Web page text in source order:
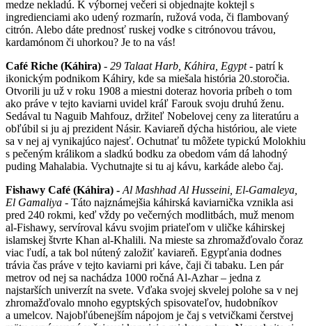
medze nekladú. K výbornej večeri si objednajte koktejl s
ingredienciami ako udený rozmarín, ružová voda, či flambovaný
citrón. Alebo dáte prednosť ruskej vodke s citrónovou trávou,
kardamónom či uhorkou? Je to na vás!
Café Riche (Káhira) - 29 Talaat Harb, Káhira, Egypt- patrí k
ikonickým podnikom Káhiry, kde sa miešala história 20.storočia.
Otvorili ju už v roku 1908 a miestni doteraz hovoria príbeh o tom
ako práve v tejto kaviarni uvidel kráľ Farouk svoju druhú ženu.
Sedával tu Naguib Mahfouz, držiteľ Nobelovej ceny za literatúru a
obľúbil si ju aj prezident Násir. Kaviareň dýcha históriou, ale viete
sa v nej aj vynikajúco najesť. Ochutnať tu môžete typickú Molokhiu
s pečeným králikom a sladkú bodku za obedom vám dá lahodný
puding Mahalabia. Vychutnajte si tu aj kávu, karkáde alebo čaj.
Fishawy Café (Káhira) - Al Mashhad Al Husseini, El-Gamaleya,
El Gamaliya - Táto najznámejšia káhirská kaviarnička vznikla asi
pred 240 rokmi, keď vždy po večerných modlitbách, muž menom
al-Fishawy, servíroval kávu svojim priateľom v uličke káhirskej
islamskej štvrte Khan al-Khalili. Na mieste sa zhromažďovalo čoraz
viac ľudí, a tak bol nútený založiť kaviareň. Egypťania dodnes
trávia čas práve v tejto kaviarni pri káve, čaji či tabaku. Len pár
metrov od nej sa nachádza 1000 ročná Al-Azhar – jedna z
najstarších univerzít na svete. Vďaka svojej skvelej polohe sa v nej
zhromažďovalo mnoho egyptských spisovateľov, hudobníkov
a umelcov. Najobľúbenejším nápojom je čaj s vetvičkami čerstvej